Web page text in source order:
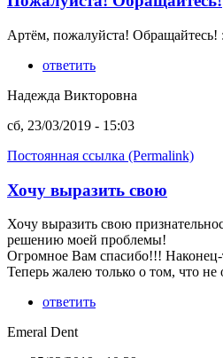
Артём, пожалуйста! Обращайтесь!
ответить
Надежда Викторовна
сб, 23/03/2019 - 15:03
Постоянная ссылка (Permalink)
Хочу выразить свою
Хочу выразить свою
решению моей проблемы!
Огромное Вам спасибо!!! Наконец-
Теперь жалею только о том, что
ответить
Emeral Dent